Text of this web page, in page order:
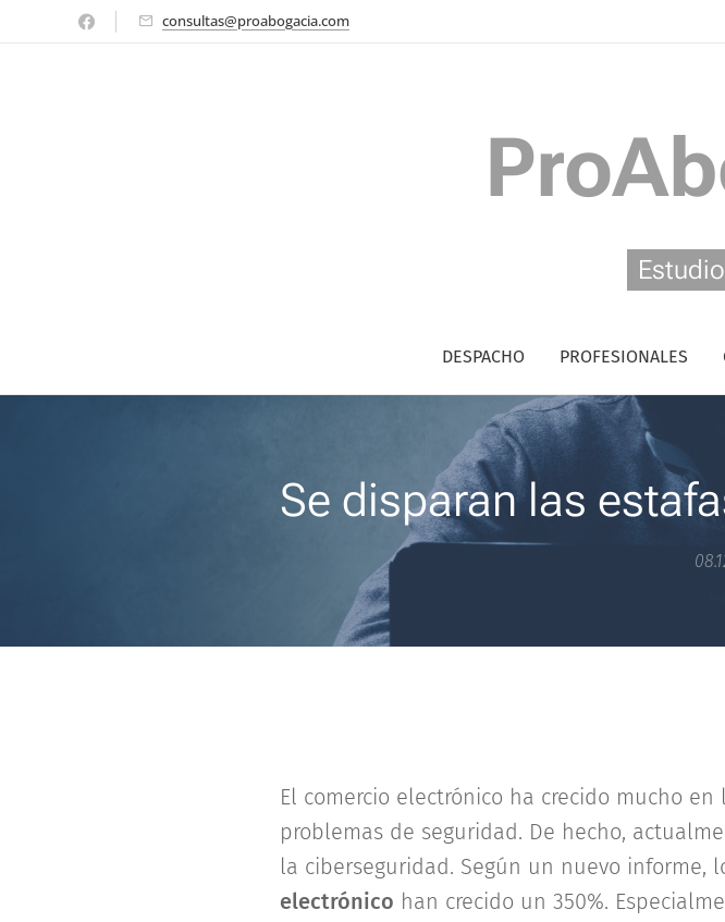
consultas@proabogacia.com
DESPACHO PROFESIONALES
Se disparan las
El comercio electrónico ha crecido mucho
problemas de seguridad. De hecho,
la ciberseguridad. Según un nuevo informe,
electrónico han crecido un 350%.